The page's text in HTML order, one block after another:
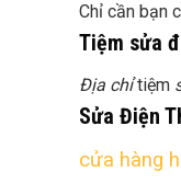
Chỉ cần bạn
Tiệm sửa
Địa chỉtiệm
Sửa Điện
cửa hàng